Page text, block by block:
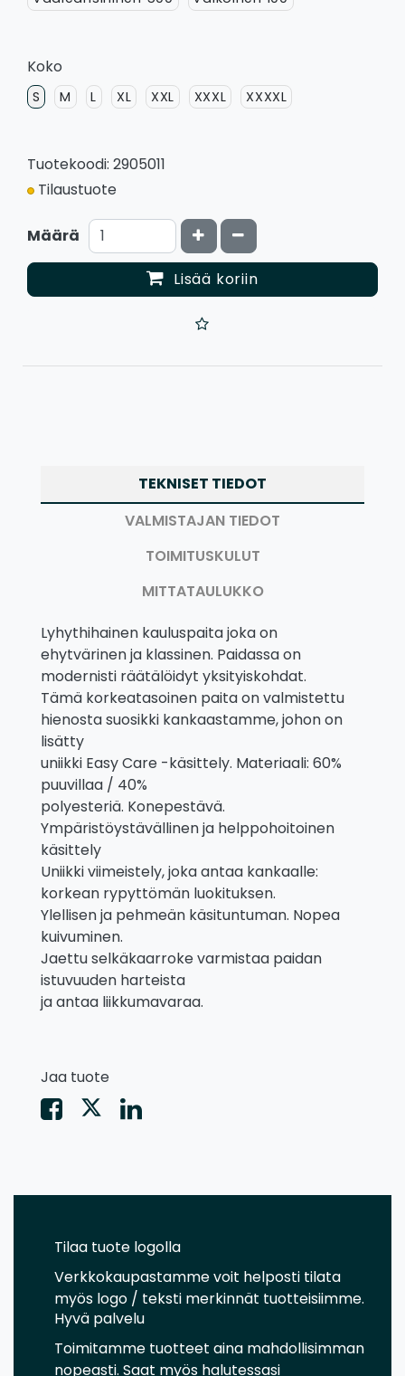
Koko
S M L XL XXL XXXL XXXXL
Tuotekoodi: 2905011
Tilaustuote
Määrä Kasvata määrää
Vähennä määrää
Lisää koriin
TEKNISET TIEDOT
VALMISTAJAN TIEDOT
TOIMITUSKULUT
MITTATAULUKKO
Lyhythihainen kauluspaita joka on
ehytvärinen ja klassinen. Paidassa on
modernisti räätälöidyt yksityiskohdat.
Tämä korkeatasoinen paita on valmistettu
hienosta suosikki kankaastamme, johon on
lisätty
uniikki Easy Care -käsittely. Materiaali: 60%
puuvillaa / 40%
polyesteriä. Konepestävä.
Ympäristöystävällinen ja helppohoitoinen
käsittely
Uniikki viimeistely, joka antaa kankaalle:
korkean rypyttömän luokituksen.
Ylellisen ja pehmeän käsituntuman. Nopea
kuivuminen.
Jaettu selkäkaarroke varmistaa paidan
istuvuuden harteista
ja antaa liikkumavaraa.
Jaa tuote
Tilaa tuote logolla
Verkkokaupastamme voit helposti tilata
myös logo / teksti merkinnät tuotteisiimme.
Hyvä palvelu
Toimitamme tuotteet aina mahdollisimman
nopeasti. Saat myös halutessasi